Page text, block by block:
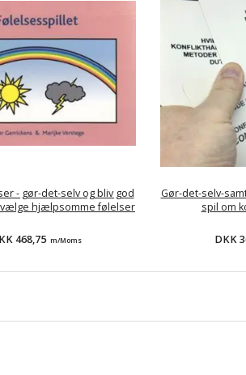
- gør-det-selv og bliv god
vælge hjælpsomme følelser
468,75 m/Moms
Gør-det-selv-
spil om
DKK